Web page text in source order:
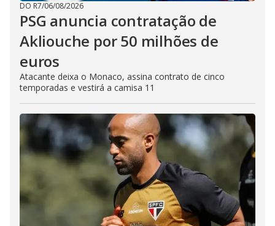
DO R7/06/08/2026
PSG anuncia contratação de
Akliouche por 50 milhões de
euros
Atacante deixa o Monaco, assina contrato de cinco
temporadas e vestirá a camisa 11